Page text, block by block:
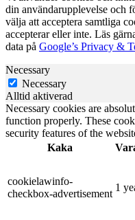
din användarupplevelse och
välja att acceptera samtliga
accepterar eller inte. Läs
data på Google’s Privacy &
Necessary
Necessary
Alltid aktiverad
Necessary cookies are
function properly. These
security features of the
Kaka
cookielawinfo-
checkbox-advertisement
1